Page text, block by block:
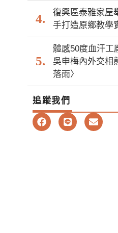
復興區泰雅家屋
手打造原鄉教學
體感50度血汗工
吳申梅內外交相
落雨〉
追蹤我們
F
a
L
i
E
n